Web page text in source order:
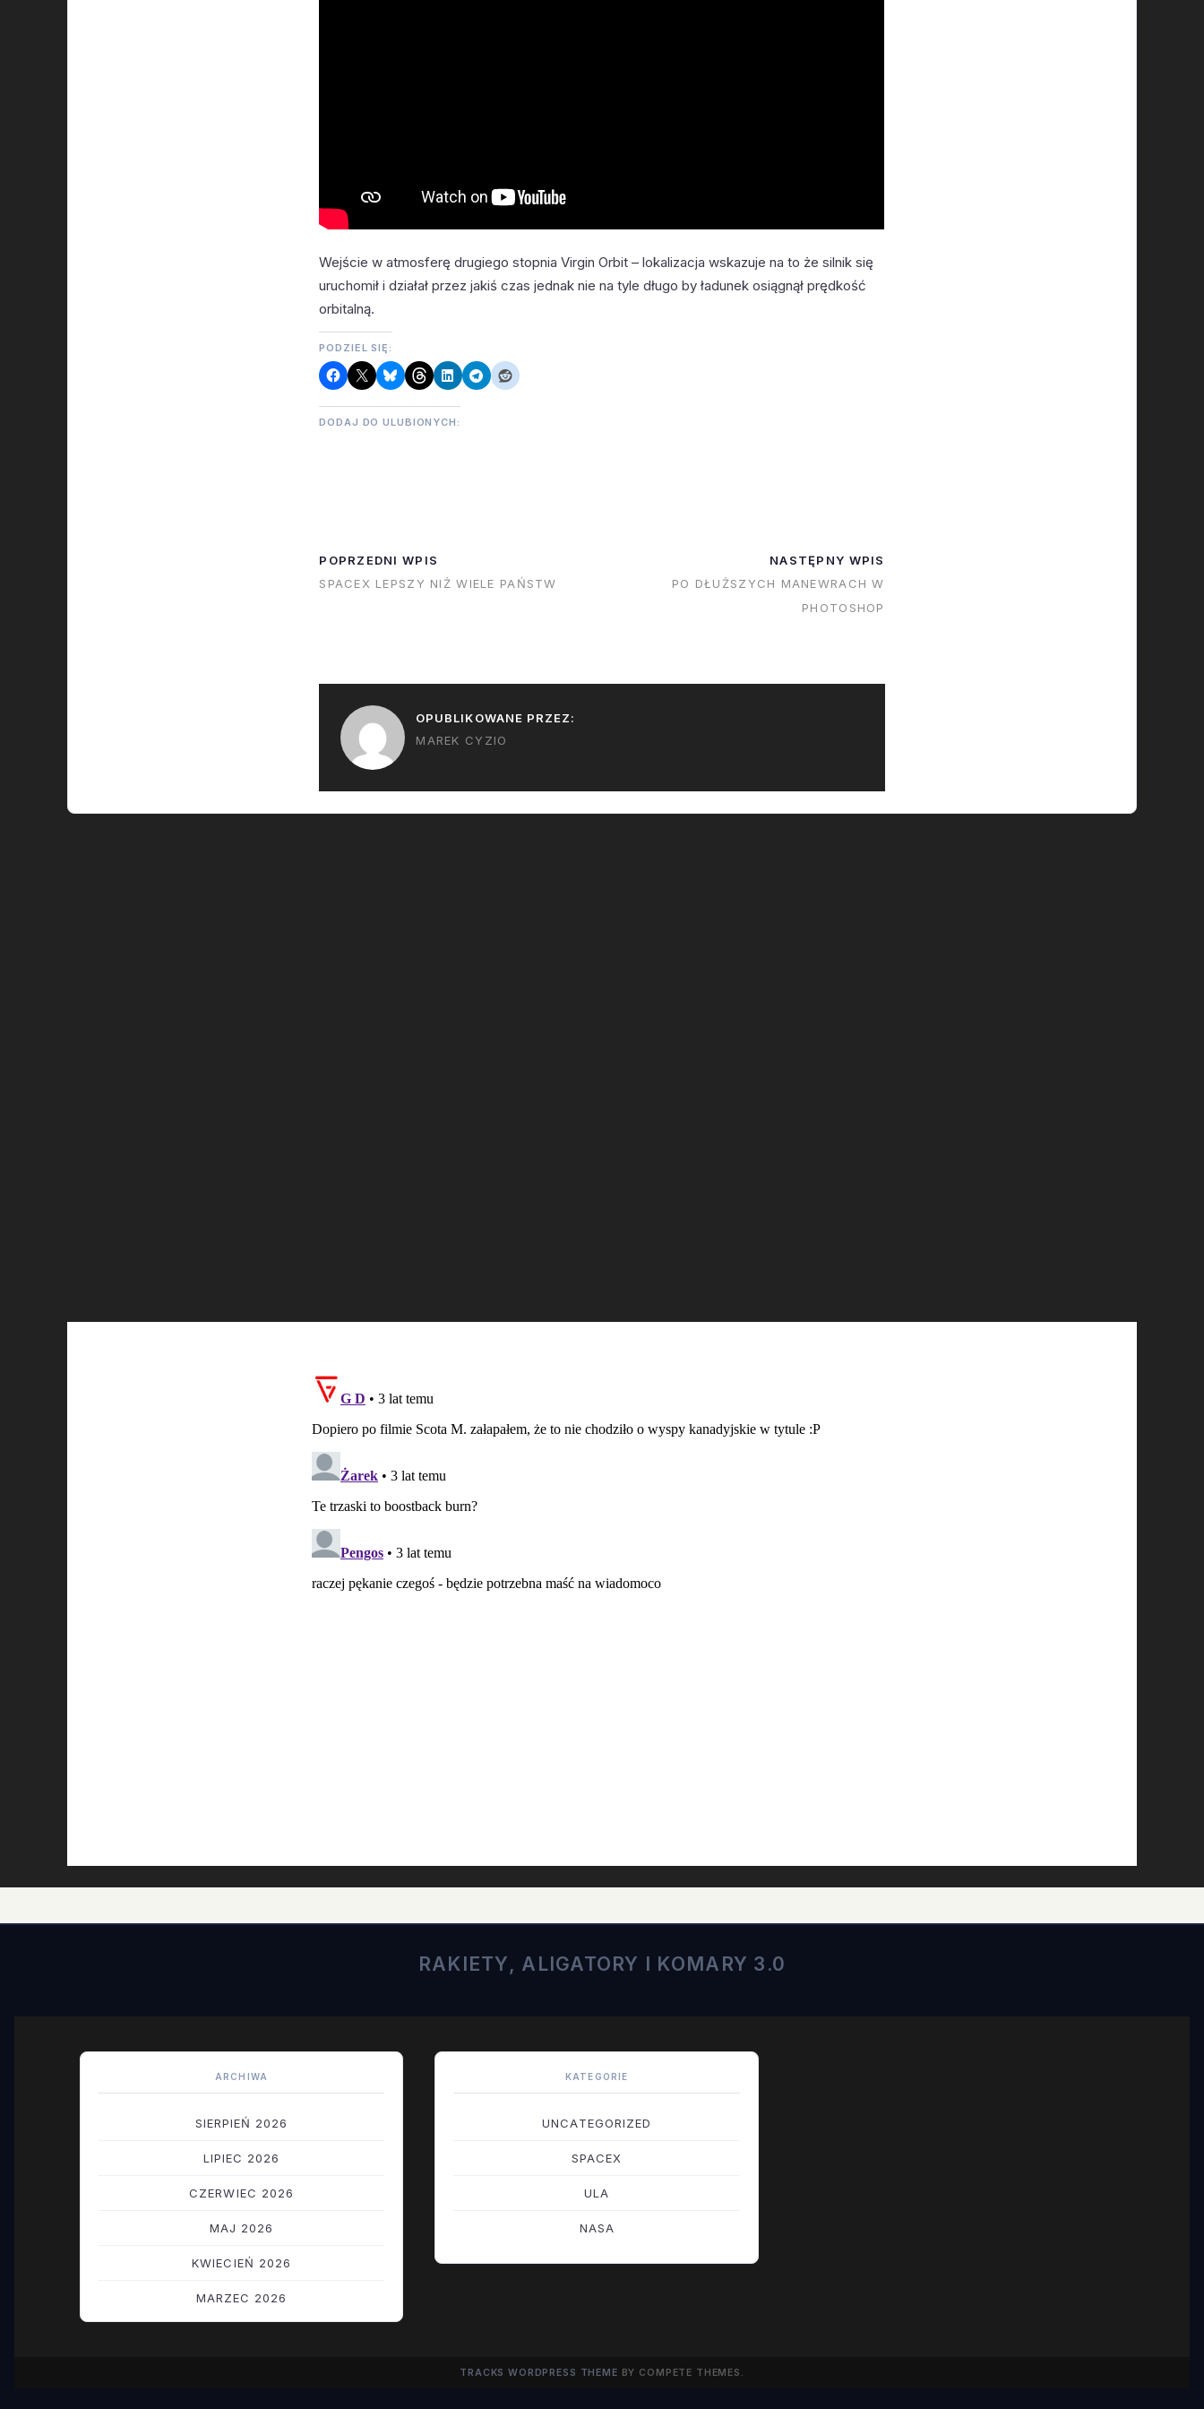
Wejście w atmosferę drugiego stopnia Virgin Orbit – lokalizacja wskazuje na to że silnik się
uruchomił i działał przez jakiś czas jednak nie na tyle długo by ładunek osiągnął prędkość
orbitalną.
PODZIEL SIĘ:
DODAJ DO ULUBIONYCH:
POPRZEDNI WPIS
SPACEX LEPSZY NIŻ WIELE PAŃSTW
NASTĘPNY WPIS
PO DŁUŻSZYCH MANEWRACH W
PHOTOSHOP
OPUBLIKOWANE PRZEZ:
MAREK CYZIO
RAKIETY, ALIGATORY I KOMARY 3.0
ARCHIWA
SIERPIEŃ 2026
LIPIEC 2026
CZERWIEC 2026
MAJ 2026
KWIECIEŃ 2026
MARZEC 2026
KATEGORIE
UNCATEGORIZED
SPACEX
ULA
NASA
TRACKS WORDPRESS THEME BY COMPETE THEMES.